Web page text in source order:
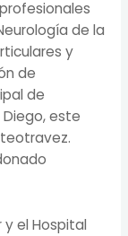
de la
y
de
de
este
y el Hospital